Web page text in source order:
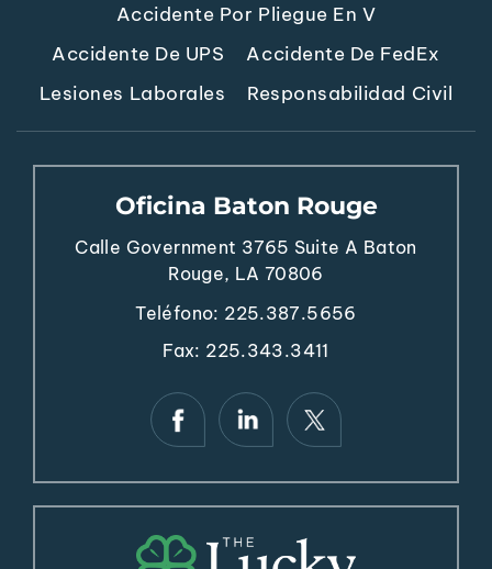
Accidente Por Pliegue En V
Accidente De UPS
Accidente De FedEx
Lesiones Laborales
Responsabilidad Civil
Oficina Baton Rouge
Calle Government 3765 Suite A Baton
Rouge, LA 70806
Teléfono: 225.387.5656
Fax: 225.343.3411